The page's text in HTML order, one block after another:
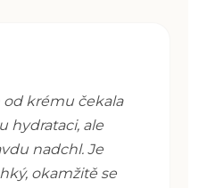
krému čekala
hydrataci, ale
nadchl. Je
okamžitě se